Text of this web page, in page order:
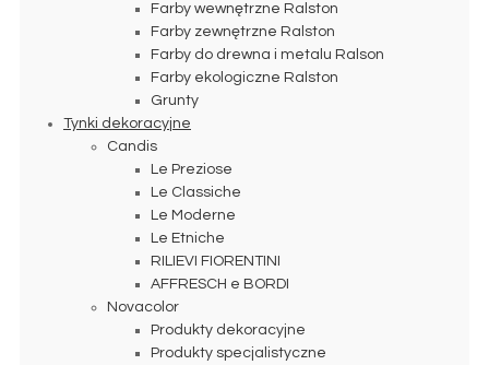
Farby wewnętrzne Ralston
Farby zewnętrzne Ralston
Farby do drewna i metalu Ralson
Farby ekologiczne Ralston
Grunty
Tynki dekoracyjne
Candis
Le Preziose
Le Classiche
Le Moderne
Le Etniche
RILIEVI FIORENTINI
AFFRESCH e BORDI
Novacolor
Produkty dekoracyjne
Produkty specjalistyczne